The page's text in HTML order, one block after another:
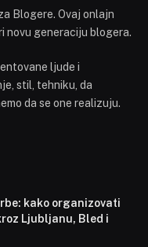
Blogere. Ovaj onlajn
novu generaciju blogera.
ljude i
stil, tehniku, da
da se one realizuju.
kako organizovati
Ljubljanu, Bled i